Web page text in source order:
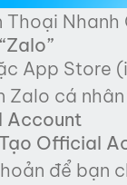
Thoại
App Store
cá
Account
Official
để bạn